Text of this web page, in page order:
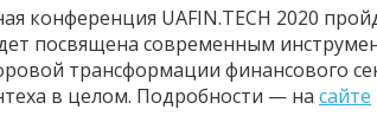
конференция UAFIN.TECH 2020
посвящена современным
трансформации финансового
в целом. Подробности — на сайте